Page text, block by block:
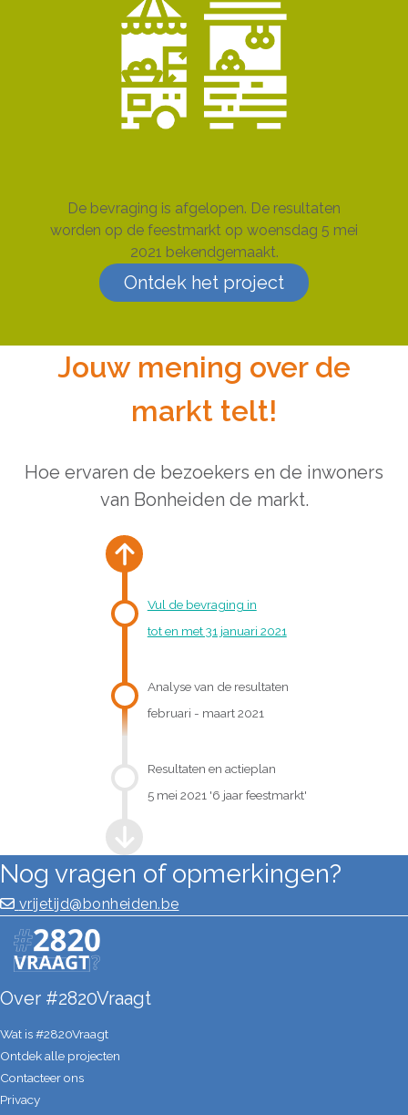
De bevraging is afgelopen. De resultaten
worden op de feestmarkt op woensdag 5 mei
2021 bekendgemaakt.
Ontdek het project
Jouw mening over de
markt telt!
Hoe ervaren de bezoekers en de inwoners
van Bonheiden de markt.
Vul de bevraging in
tot en met 31 januari 2021
Analyse van de resultaten
februari - maart 2021
Resultaten en actieplan
5 mei 2021 '6 jaar feestmarkt'
Nog vragen of opmerkingen?
vrijetijd@bonheiden.be
Over #2820Vraagt
Wat is #2820Vraagt
Ontdek alle projecten
Contacteer ons
Privacy